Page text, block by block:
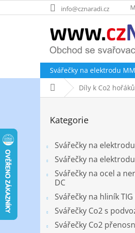
na
info@cznaradi.cz
Svářečky na elektrodu
Domů Díly k Co2
kategorie
Kategorie
Svářečky na
Svářečky na elektrodu
Svářečky na ocel a
DC
Svářečky na hliník TIG
Svářečky Co2 s
Svářečky Co2